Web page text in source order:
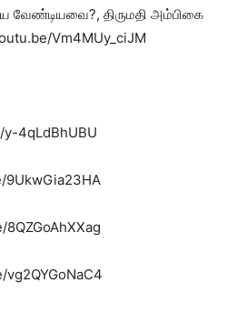
வேண்டியவை?, திருமதி அம்பிகை
Vm4MUy_ciJM
4qLdBhUBU
9UkwGia23HA